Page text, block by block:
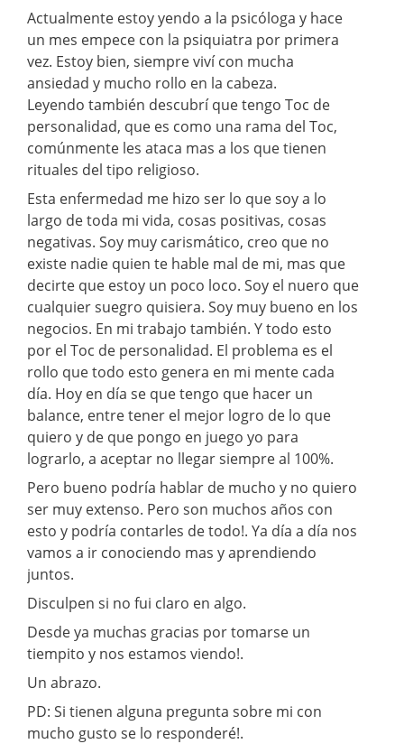
Actualmente estoy yendo a la psicóloga y hace
un mes empece con la psiquiatra por primera
vez. Estoy bien, siempre viví con mucha
ansiedad y mucho rollo en la cabeza.
Leyendo también descubrí que tengo Toc de
personalidad, que es como una rama del Toc,
comúnmente les ataca mas a los que tienen
rituales del tipo religioso.
Esta enfermedad me hizo ser lo que soy a lo
largo de toda mi vida, cosas positivas, cosas
negativas. Soy muy carismático, creo que no
existe nadie quien te hable mal de mi, mas que
decirte que estoy un poco loco. Soy el nuero que
cualquier suegro quisiera. Soy muy bueno en los
negocios. En mi trabajo también. Y todo esto
por el Toc de personalidad. El problema es el
rollo que todo esto genera en mi mente cada
día. Hoy en día se que tengo que hacer un
balance, entre tener el mejor logro de lo que
quiero y de que pongo en juego yo para
lograrlo, a aceptar no llegar siempre al 100%.
Pero bueno podría hablar de mucho y no quiero
ser muy extenso. Pero son muchos años con
esto y podría contarles de todo!. Ya día a día nos
vamos a ir conociendo mas y aprendiendo
juntos.
Disculpen si no fui claro en algo.
Desde ya muchas gracias por tomarse un
tiempito y nos estamos viendo!.
Un abrazo.
PD: Si tienen alguna pregunta sobre mi con
mucho gusto se lo responderé!.